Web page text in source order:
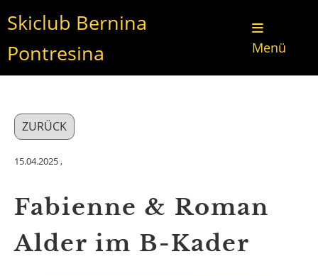
Skiclub Bernina
Pontresina
Menü
ZURÜCK
15.04.2025,
Fabienne & Roman
Alder im B-Kader